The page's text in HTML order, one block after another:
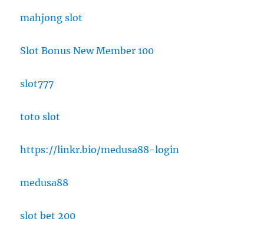
mahjong slot
Slot Bonus New Member 100
slot777
toto slot
https://linkr.bio/medusa88-login
medusa88
slot bet 200